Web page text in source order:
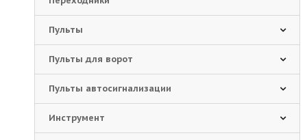
Пульты
Пульты для ворот
Пульты автосигнализации
Инструмент